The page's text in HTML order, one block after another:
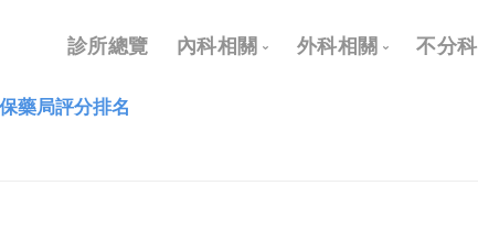
Main
navigation
診所總覽 內科相關 外科相關 不分科
藥局評分排名